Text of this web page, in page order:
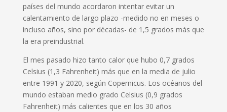
países del mundo acordaron intentar evitar un
calentamiento de largo plazo -medido no en meses o
incluso años, sino por décadas- de 1,5 grados más que
la era preindustrial.
El mes pasado hizo tanto calor que hubo 0,7 grados
Celsius (1,3 Fahrenheit) más que en la media de julio
entre 1991 y 2020, según Copernicus. Los océanos del
mundo estaban medio grado Celsius (0,9 grados
Fahrenheit) más calientes que en los 30 años